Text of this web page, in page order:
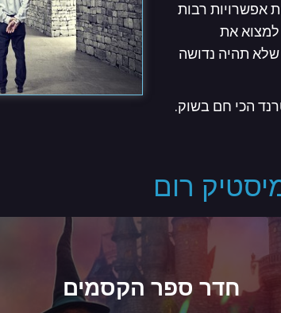
אפשרויות רבות
למצוא את
שלא תהיה נדושה
הכי חם בשוק.
רום
בריחה ספר הסודות היקום